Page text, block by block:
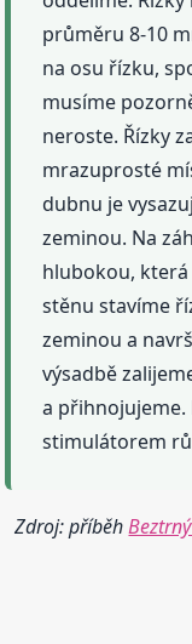
průměru 8-10
na osu řízku,
musíme
neroste. Řízky
mrazuprosté
dubnu je
zeminou. Na
hlubokou,
stěnu stavíme
zeminou a
výsadbě
a přihnojujeme.
stimulátorem
Zdroj: příběh